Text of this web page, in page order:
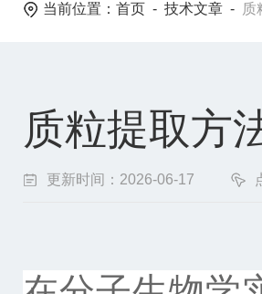
当前位置： 首页 - 技术文章 - 质
质粒提取方
更新时间：2026-06-17